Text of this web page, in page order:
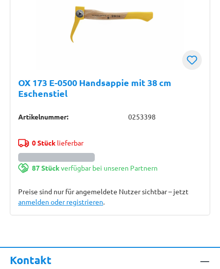
OX 173 E-0500 Handsappie mit 38 cm
Eschenstiel
Artikelnummer: 0253398
0 Stücklieferbar
87 Stückverfügbar bei unseren Partnern
Preise sind nur für angemeldete Nutzer sichtbar – jetzt
anmelden oder registrieren.
Kontakt